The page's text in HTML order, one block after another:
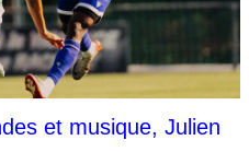
et musique, Julien